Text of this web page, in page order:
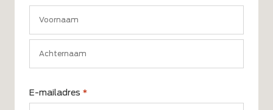
E-mailadres *